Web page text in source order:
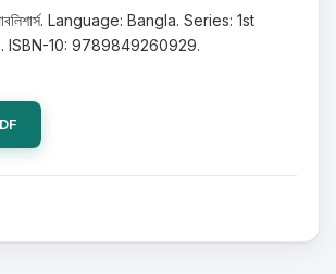
Language: Bangla. Series: 1st
ISBN-10: 9789849260929.